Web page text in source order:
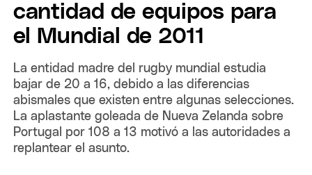
cantidad de equipos para
el Mundial de 2011
La entidad madre del rugby mundial estudia
bajar de 20 a 16, debido a las diferencias
abismales que existen entre algunas selecciones.
La aplastante goleada de Nueva Zelanda sobre
Portugal por 108 a 13 motivó a las autoridades a
replantear el asunto.